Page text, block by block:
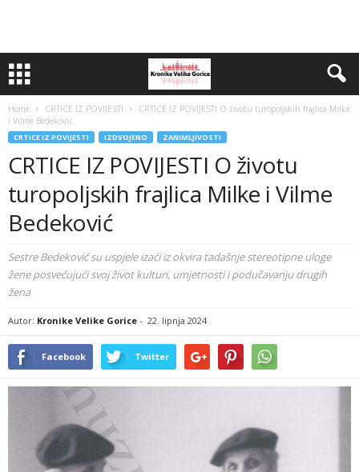
Home CRTICE IZ POVIJESTI
CRTICE IZ POVIJESTI O životu turopoljskih frajlica Milke
i Vilme Bedeković
CRTICE IZ POVIJESTI IZDVOJENO ZANIMLJIVOSTI
CRTICE IZ POVIJESTI O životu
turopoljskih frajlica Milke i Vilme
Bedeković
Sestre Bedeković su uspjele izaći iz okvira tadašnje stereotipne uloge
žene posvećujući svoj život kulturi, umjetnosti i podučavanju drugih
žena
Autor: Kronike Velike Gorice - 22. lipnja 2024
Facebook Twitter